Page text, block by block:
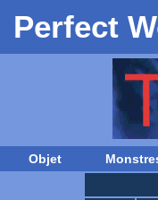
Perfect
Objet